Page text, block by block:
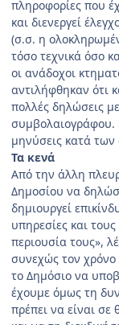
πληροφορίες που
και διενεργεί
(σ.σ. η
τόσο τεχνικά όσο
οι ανάδοχοι
αντιλήφθηκαν ότι
πολλές δηλώσεις
συμβολαιογράφου.
μηνύσεις κατά
Τα κενά
Από την άλλη
Δημοσίου να
δημιουργεί
υπηρεσίες και
περιουσία τους»,
συνεχώς τον
το Δημόσιο να
έχουμε όμως τη
πρέπει να είναι σε